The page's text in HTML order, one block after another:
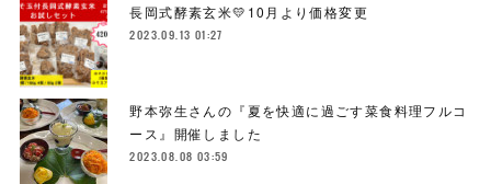
長岡式酵素玄米💛10月より価格変更
2023.09.13 01:27
野本弥生さんの『夏を快適に過ごす菜食料理フルコ
ース』開催しました
2023.08.08 03:59